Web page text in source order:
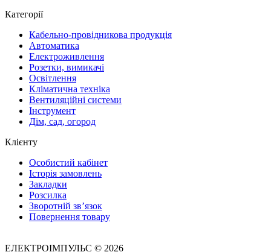
Категорії
Кабельно-провідникова продукція
Автоматика
Електроживлення
Розетки, вимикачі
Освітлення
Кліматична техніка
Вентиляційні системи
Інструмент
Дім, сад, огород
Клієнту
Особистий кабінет
Історія замовлень
Закладки
Розсилка
Зворотній зв’язок
Повернення товару
ЕЛЕКТРОІМПУЛЬС © 2026